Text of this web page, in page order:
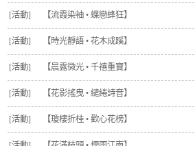
[活動] 【流霞染袖 • 蝶戀蜂狂】
[活動] 【時光靜語 • 花木成蹊】
[活動] 【晨露微光 • 千禧重寶】
[活動] 【花影搖曳 • 繾綣詩音】
[活動] 【瓊樓折桂 • 歡心花榜】